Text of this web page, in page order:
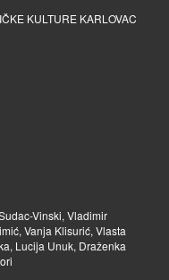
KULTURE KARLOVAC
Vinski, Vladimir
Vanja Klisurić, Vlasta
Lucija Unuk, Draženka